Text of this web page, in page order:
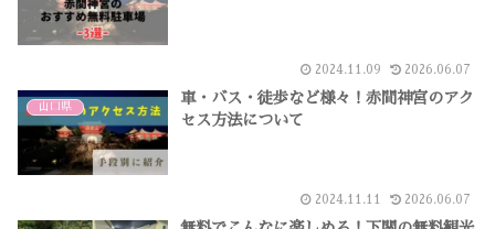
2024.11.09 2026.06.07
山口県
車・バス・徒歩など様々！赤間神宮のアク
セス方法について
2024.11.11 2026.06.07